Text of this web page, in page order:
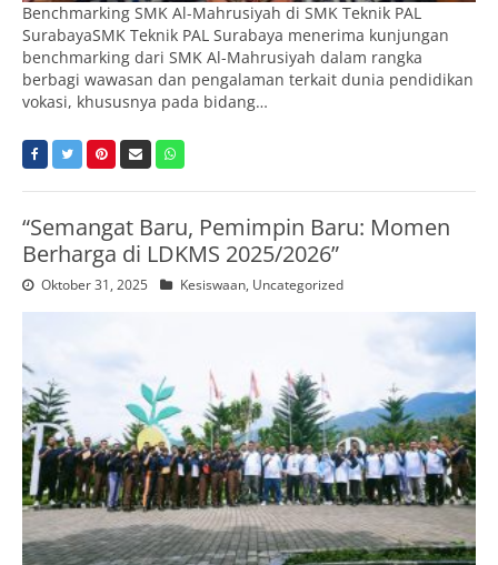
Benchmarking SMK Al-Mahrusiyah di SMK Teknik PAL
SurabayaSMK Teknik PAL Surabaya menerima kunjungan
benchmarking dari SMK Al-Mahrusiyah dalam rangka
berbagi wawasan dan pengalaman terkait dunia pendidikan
vokasi, khususnya pada bidang…
“Semangat Baru, Pemimpin Baru: Momen
Berharga di LDKMS 2025/2026”
Oktober 31, 2025 Kesiswaan, Uncategorized